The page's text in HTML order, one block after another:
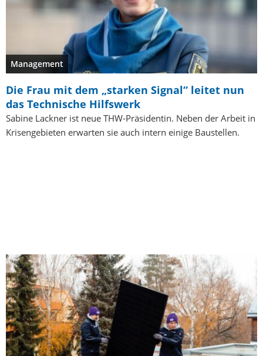
Management
Die Frau mit dem „starken Signal“ leitet nun
das Technische Hilfswerk
Sabine Lackner ist neue THW-Präsidentin. Neben der Arbeit in
Krisengebieten erwarten sie auch intern einige Baustellen.